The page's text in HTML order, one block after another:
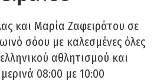
και Μαρία Ζαφειράτου σε
σόου με καλεσμένες όλες
αθλητισμού και
08:00 με 10:00